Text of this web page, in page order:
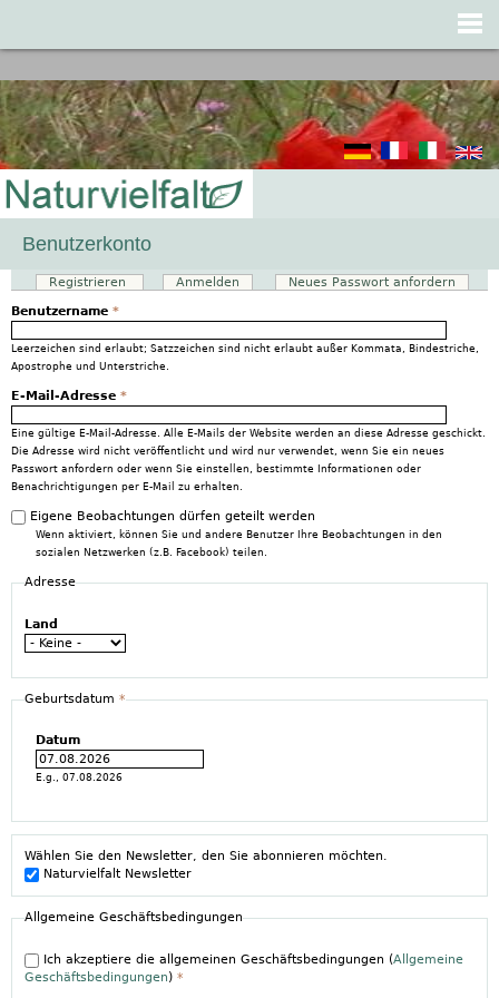
Benutzerkonto
Haupt-Reiter
Registrieren (aktiver Reiter)
Anmelden
Neues Passwort anfordern
Benutzername *
Leerzeichen sind erlaubt; Satzzeichen sind nicht erlaubt außer Kommata, Bindestriche,
Apostrophe und Unterstriche.
E-Mail-Adresse *
Eine gültige E-Mail-Adresse. Alle E-Mails der Website werden an diese Adresse geschickt.
Die Adresse wird nicht veröffentlicht und wird nur verwendet, wenn Sie ein neues
Passwort anfordern oder wenn Sie einstellen, bestimmte Informationen oder
Benachrichtigungen per E-Mail zu erhalten.
Eigene Beobachtungen dürfen geteilt werden
Wenn aktiviert, können Sie und andere Benutzer Ihre Beobachtungen in den
sozialen Netzwerken (z.B. Facebook) teilen.
Adresse
Land
Geburtsdatum *
Datum
E.g., 07.08.2026
Wählen Sie den Newsletter, den Sie abonnieren möchten.
Naturvielfalt Newsletter
Allgemeine Geschäftsbedingungen
Ich akzeptiere die allgemeinen Geschäftsbedingungen (Allgemeine
Geschäftsbedingungen) *